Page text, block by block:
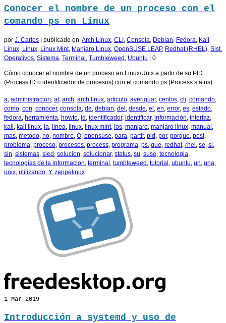
Conocer el nombre de un proceso con el
comando ps en Linux
por J. Carlos publicado en:Arch Linux, CLI , Consola, Debian, Fedora, Kali
Linux, Linux, Linux Mint, Manjaro Linux, OpenSUSE LEAP, Redhat (RHEL), Sist.
Operativos, Sistema, Terminal , Tumbleweed , Ubuntu 0
Cómo conocer el nombre de un proceso en Linux/Unix a partir de su PID
(Process ID o identificador de procesos) con el comando ps (Process status).
a, administracion, al , arch, arch linux, articulo, averiguar, centos, cli, comando,
como, con, conocer, consola, de, debian, del , desde, el , en, error, es, estado,
fedora, herramienta, howto, id , identificador, identificar, información, interfaz,
kali, kali linux, la, linea, linux, linux mint, los, manjaro, manjaro linux, manual ,
mas, metodo, no, nombre, O, opensuse, para, partir, pid , por, porque, post,
problema, proceso, procesos, process, programa, ps, que, redhat, rhel , se, si,
sin, sistemas, sled , solucion, solucionar, status, su, suse, tecnologia,
tecnologias de la informacion, terminal , tumbleweed , tutorial , ubuntu, un, una,
unix, utilizando, Y, zeppelinux
1 Mar 2019
Introducción a systemd y uso de